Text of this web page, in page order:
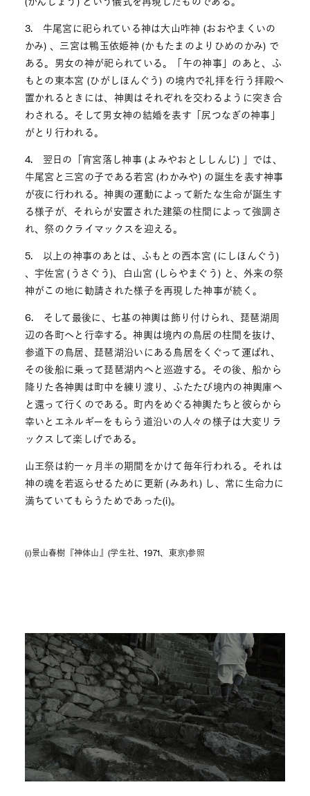
3. 牛尾宮に祀られている神は大山咋神 (おおやまくいの
かみ) 、三宮は鴨玉依姫神 (かもたまのよりひめのかみ) で
ある。男女の神が祀られている。「午の神事」のあと、ふ
もとの東本宮 (ひがしほんぐう) の境内で礼拝を行う拝殿へ
置かれるときには、神輿はそれぞれを交わるように突き合
わされる。そして男女神の結婚を表す「尻つなぎの神事」
がとり行われる。
4. 翌日の「宵宮落し神事 (よみやおとししんじ) 」では、
牛尾宮と三宮の子である若宮 (わかみや) の誕生を表す神事
が夜に行われる。神輿の運動によって新たな生命が誕生す
る様子が、それらが安置された建築の柱間によって強調さ
れ、祭のクライマックスを迎える。
5. 以上の神事のあとは、ふもとの西本宮 (にしほんぐう)
、宇佐宮 (うさぐう)、白山宮 (しらやまぐう) と、外来の祭
神がこの地に勧請された様子を再現した神事が続く。
6. そして最後に、七基の神輿は飾り付けられ、琵琶湖周
辺の各町へと行幸する。神輿は境内の鳥居の柱間を抜け、
参道下の鳥居、琵琶湖沿いにある鳥居をくぐって運ばれ、
その後船に乗って琵琶湖内へと巡遊する。その後、船から
降りた各神輿は町中を練り渡り、ふたたび境内の神輿庫へ
と還って行くのである。町内をめぐる神輿たちと彼らから
幸いとエネルギーをもらう道沿いの人々の様子は大変リラ
ックスして楽しげである。
山王祭は約一ヶ月半の期間をかけて毎年行われる。それは
神の魂を若返らせるために更新 (みあれ) し、常に生命力に
満ちていてもらうためであった(i)。
(i)景山春樹『神体山』(学生社、1971、東京)参照